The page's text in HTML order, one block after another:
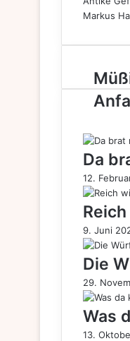
Markus
ist
aller
Da
12.
9. Juni
Die
29.
Was
13.